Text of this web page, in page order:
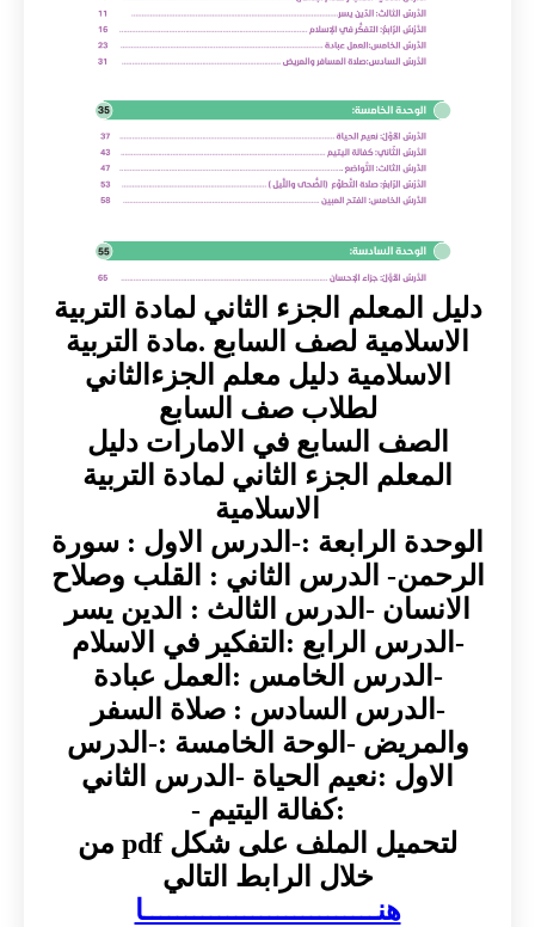
دليل المعلم الجزء الثاني لمادة التربية
الاسلامية لصف السابع .مادة التربية
الاسلامية دليل معلم الجزءالثاني
لطلاب صف السابع
الصف السابع في الامارات دليل
المعلم الجزء الثاني لمادة التربية
الاسلامية
الوحدة الرابعة :-الدرس الاول : سورة
الرحمن- الدرس الثاني : القلب وصلاح
الانسان -الدرس الثالث : الدين يسر
-الدرس الرابع :التفكير في الاسلام
-الدرس الخامس :العمل عبادة
-الدرس السادس : صلاة السفر
والمريض -الوحة الخامسة :-الدرس
الاول :نعيم الحياة -الدرس الثاني
:كفالة اليتيم -
لتحميل الملف على شكل pdf من
خلال الرابط التالي
هنــــــــــــــــــــــــــــا